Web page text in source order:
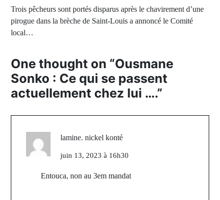
Trois pêcheurs sont portés disparus après le chavirement d’une
pirogue dans la brèche de Saint-Louis a annoncé le Comité
local…
One thought on “Ousmane
Sonko : Ce qui se passent
actuellement chez lui ….”
lamine. nickel konté
juin 13, 2023 à 16h30
Entouca, non au 3em mandat